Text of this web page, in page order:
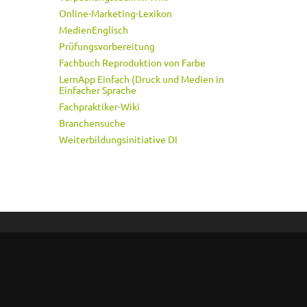
Online-Marketing-Lexikon
MedienEnglisch
Prüfungsvorbereitung
Fachbuch Reproduktion von Farbe
LernApp Einfach (Druck und Medien in
Einfacher Sprache
Fachpraktiker-Wiki
Branchensuche
Weiterbildungsinitiative DI